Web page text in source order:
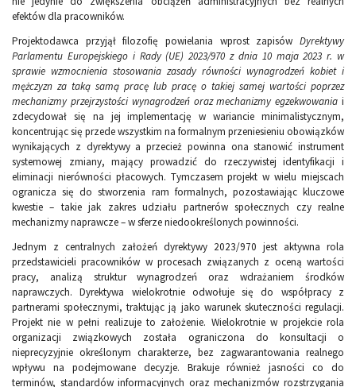
efektów dla pracowników.
Projektodawca przyjął filozofię powielania wprost zapisów Dyrektywy
Parlamentu Europejskiego i Rady (UE) 2023/970 z dnia 10 maja 2023 r. w
sprawie wzmocnienia stosowania zasady równości wynagrodzeń kobiet i
mężczyzn za taką samą pracę lub pracę o takiej samej wartości poprzez
mechanizmy przejrzystości wynagrodzeń oraz mechanizmy egzekwowania i
zdecydował się na jej implementację w wariancie minimalistycznym,
koncentrując się przede wszystkim na formalnym przeniesieniu obowiązków
wynikających z dyrektywy a przecież powinna ona stanowić instrument
systemowej zmiany, mający prowadzić do rzeczywistej identyfikacji i
eliminacji nierówności płacowych. Tymczasem projekt w wielu miejscach
ogranicza się do stworzenia ram formalnych, pozostawiając kluczowe
kwestie – takie jak zakres udziału partnerów społecznych czy realne
mechanizmy naprawcze – w sferze niedookreślonych powinności.
Jednym z centralnych założeń dyrektywy 2023/970 jest aktywna rola
przedstawicieli pracowników w procesach związanych z oceną wartości
pracy, analizą struktur wynagrodzeń oraz wdrażaniem środków
naprawczych. Dyrektywa wielokrotnie odwołuje się do współpracy z
partnerami społecznymi, traktując ją jako warunek skuteczności regulacji.
Projekt nie w pełni realizuje to założenie. Wielokrotnie w projekcie rola
organizacji związkowych została ograniczona do konsultacji o
nieprecyzyjnie określonym charakterze, bez zagwarantowania realnego
wpływu na podejmowane decyzje. Brakuje również jasności co do
terminów, standardów informacyjnych oraz mechanizmów rozstrzygania